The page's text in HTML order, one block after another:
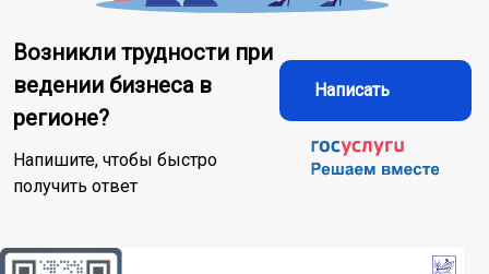
Возникли трудности при
ведении бизнеса в
регионе?
Напишите, чтобы быстро
получить ответ
Написать